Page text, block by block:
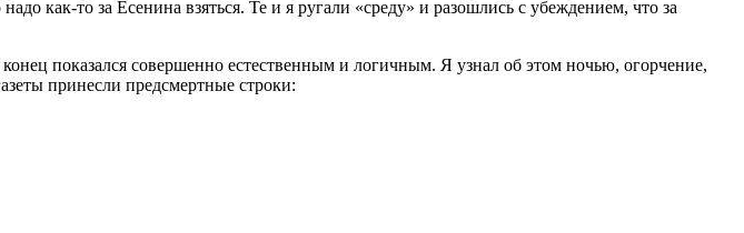
как-то за Есенина взяться. Те и я ругали «среду» и разошлись с убеждением, что за
показался совершенно естественным и логичным. Я узнал об этом ночью, огорчение,
принесли предсмертные строки: